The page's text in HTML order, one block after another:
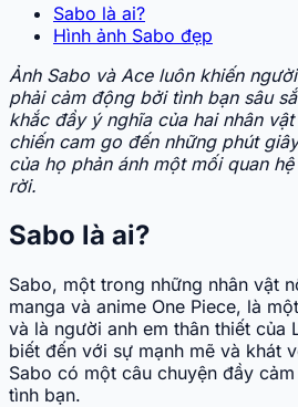
Sabo là ai?
Hình ảnh Sabo đẹp
Ảnh Sabo và Ace luôn khiến
phải cảm động bởi tình bạn sâu
khắc đầy ý nghĩa của hai nhân
chiến cam go đến những phút
của họ phản ánh một mối quan
rời.
Sabo là ai?
Sabo, một trong những nhân vật
manga và anime One Piece, là
và là người anh em thân thiết của
biết đến với sự mạnh mẽ và khát
Sabo có một câu chuyện đầy
tình bạn.